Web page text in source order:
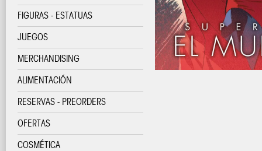
FIGURAS - ESTATUAS
JUEGOS
MERCHANDISING
ALIMENTACIÓN
RESERVAS - PREORDERS
OFERTAS
COSMÉTICA